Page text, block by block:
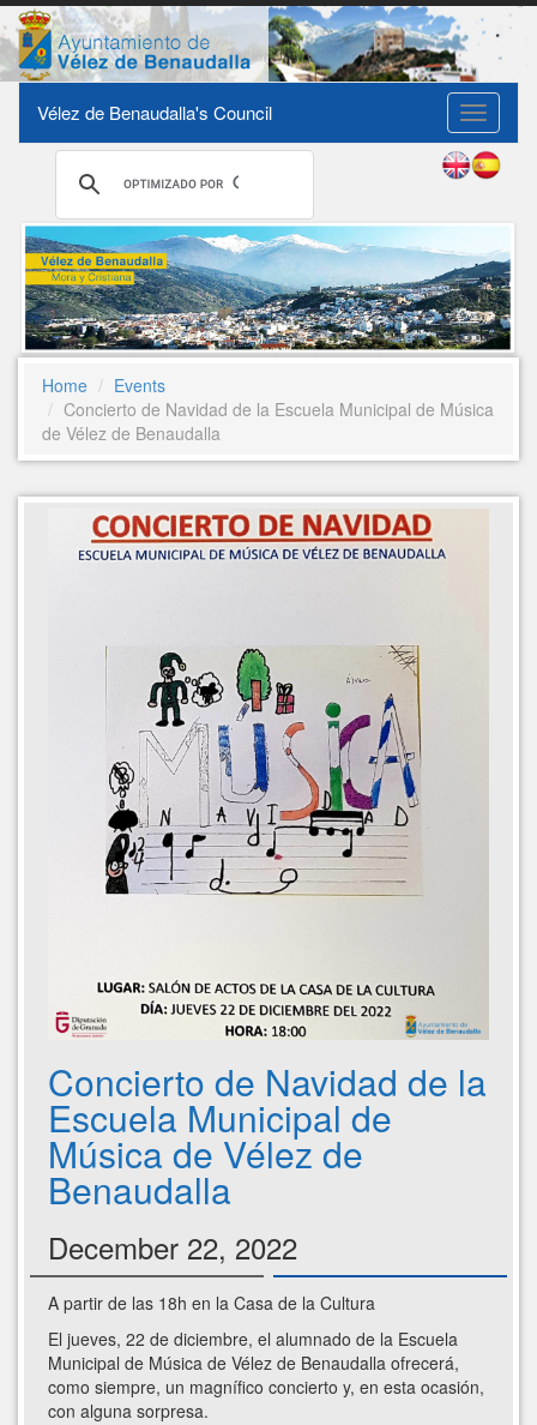
Toggle
Vélez de Benaudalla's Council
Home
Events
Concierto de Navidad de la Escuela Municipal de Música
de Vélez de Benaudalla
Concierto de Navidad de la
Escuela Municipal de
Música de Vélez de
Benaudalla
December 22, 2022
A partir de las 18h en la Casa de la Cultura
El jueves, 22 de diciembre, el alumnado de la Escuela
Municipal de Música de Vélez de Benaudalla ofrecerá,
como siempre, un magnífico concierto y, en esta ocasión,
con alguna sorpresa.